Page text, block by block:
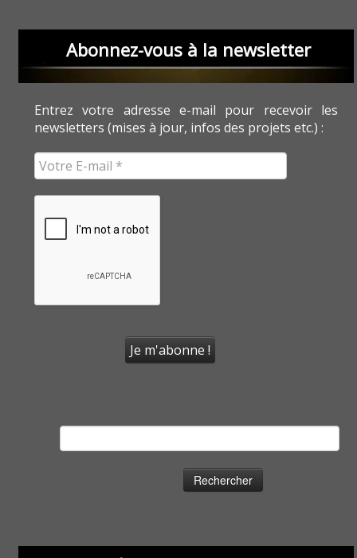
Abonnez-vous à la newsletter
Entrez votre adresse e-mail pour recevoir les
newsletters (mises à jour, infos des projets etc.) :